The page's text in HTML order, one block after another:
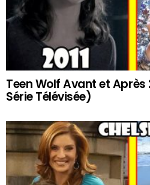
Teen Wolf Avant et Après
Série Télévisée)